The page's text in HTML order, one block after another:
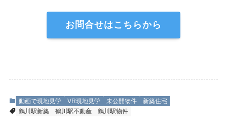
お問合せはこちらから
動画で現地見学 VR現地見学 未公開物件
新築住宅
鶴川駅新築
鶴川駅不動産 鶴川駅物件